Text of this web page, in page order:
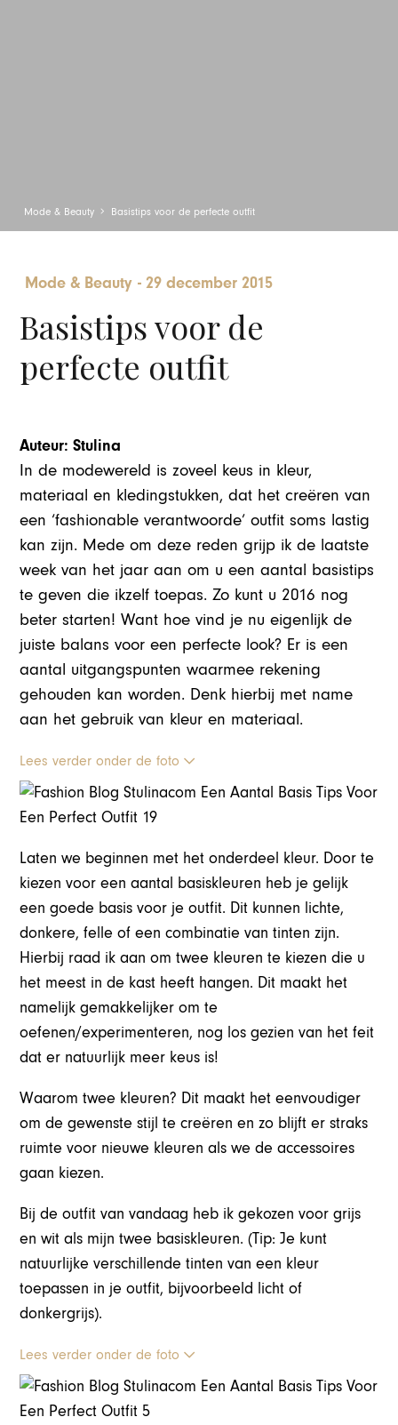
Mode & Beauty Basistips voor de perfecte outfit
Mode & Beauty -29 december 2015
Basistips voor de
perfecte outfit
Auteur: Stulina
In de modewereld is zoveel keus in kleur,
materiaal en kledingstukken, dat het creëren van
een ‘fashionable verantwoorde’ outfit soms lastig
kan zijn. Mede om deze reden grijp ik de laatste
week van het jaar aan om u een aantal basistips
te geven die ikzelf toepas. Zo kunt u 2016 nog
beter starten! Want hoe vind je nu eigenlijk de
juiste balans voor een perfecte look? Er is een
aantal uitgangspunten waarmee rekening
gehouden kan worden. Denk hierbij met name
aan het gebruik van kleur en materiaal.
Lees verder onder de foto
Laten we beginnen met het onderdeel kleur. Door te
kiezen voor een aantal basiskleuren heb je gelijk
een goede basis voor je outfit. Dit kunnen lichte,
donkere, felle of een combinatie van tinten zijn.
Hierbij raad ik aan om twee kleuren te kiezen die u
het meest in de kast heeft hangen. Dit maakt het
namelijk gemakkelijker om te
oefenen/experimenteren, nog los gezien van het feit
dat er natuurlijk meer keus is!
Waarom twee kleuren? Dit maakt het eenvoudiger
om de gewenste stijl te creëren en zo blijft er straks
ruimte voor nieuwe kleuren als we de accessoires
gaan kiezen.
Bij de outfit van vandaag heb ik gekozen voor grijs
en wit als mijn twee basiskleuren. (Tip: Je kunt
natuurlijke verschillende tinten van een kleur
toepassen in je outfit, bijvoorbeeld licht of
donkergrijs).
Lees verder onder de foto